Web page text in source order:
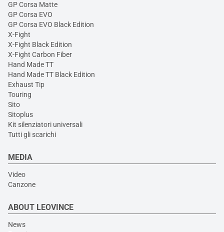
GP Corsa Matte
GP Corsa EVO
GP Corsa EVO Black Edition
X-Fight
X-Fight Black Edition
X-Fight Carbon Fiber
Hand Made TT
Hand Made TT Black Edition
Exhaust Tip
Touring
Sito
Sitoplus
Kit silenziatori universali
Tutti gli scarichi
MEDIA
Video
Canzone
ABOUT LEOVINCE
News